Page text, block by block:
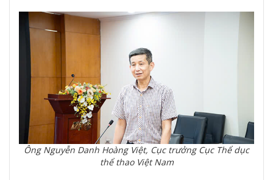
Ông Nguyễn Danh Hoàng Việt, Cục trưởng Cục Thể dục
thể thao Việt Nam